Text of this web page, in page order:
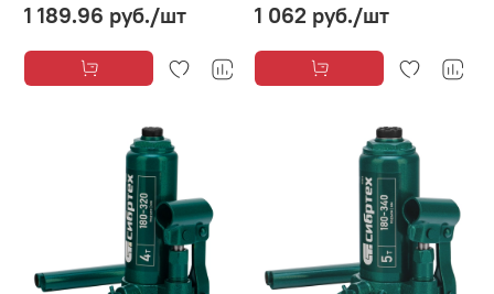
1 189.96 руб./шт 1 062 руб./шт